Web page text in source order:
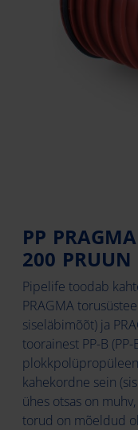
PP
200 PRUUN
Pipelife toodab
PRAGMA
siseläbimõõt) ja
toorainest PP-B (PP-
kahekordne sein
ühes otsas on
torud on mõeldud